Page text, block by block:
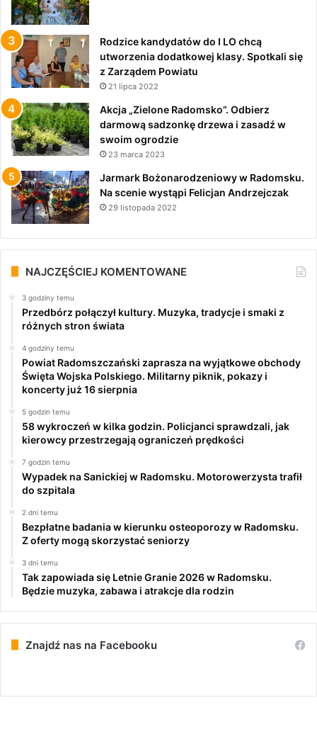
Rodzice kandydatów do I LO chcą
utworzenia dodatkowej klasy. Spotkali się
z Zarządem Powiatu
21 lipca 2022
Akcja „Zielone Radomsko”. Odbierz
darmową sadzonkę drzewa i zasadź w
swoim ogrodzie
23 marca 2023
Jarmark Bożonarodzeniowy w Radomsku.
Na scenie wystąpi Felicjan Andrzejczak
29 listopada 2022
NAJCZĘŚCIEJ KOMENTOWANE
3 godziny temu
Przedbórz połączył kultury. Muzyka, tradycje i smaki z
różnych stron świata
4 godziny temu
Powiat Radomszczański zaprasza na wyjątkowe obchody
Święta Wojska Polskiego. Militarny piknik, pokazy i
koncerty już 16 sierpnia
5 godzin temu
58 wykroczeń w kilka godzin. Policjanci sprawdzali, jak
kierowcy przestrzegają ograniczeń prędkości
7 godzin temu
Wypadek na Sanickiej w Radomsku. Motorowerzysta trafił
do szpitala
2 dni temu
Bezpłatne badania w kierunku osteoporozy w Radomsku.
Z oferty mogą skorzystać seniorzy
3 dni temu
Tak zapowiada się Letnie Granie 2026 w Radomsku.
Będzie muzyka, zabawa i atrakcje dla rodzin
Znajdź nas na Facebooku